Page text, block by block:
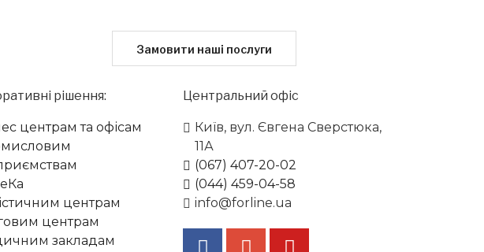
Замовити наші послуги
рішення:
центрам та офісам
центрам
центрам
закладам
Центральний офіс
Київ, вул. Євгена Сверстюка,
11А
(067) 407-20-02
(044) 459-04-58
info@forline.ua